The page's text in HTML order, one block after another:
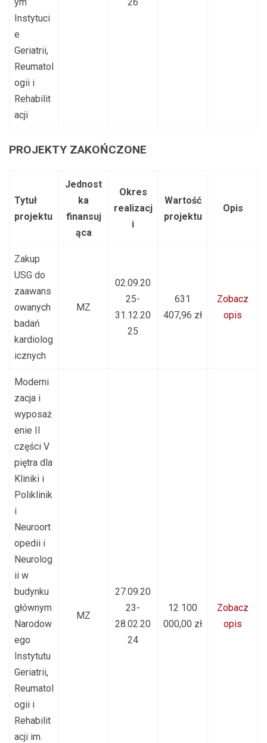
ym
Instytuci
e
Geriatrii,
Reumatol
ogii i
Rehabilit
acji
26
PROJEKTY ZAKOŃCZONE
Tytuł
projektu
Jednost
ka
finansuj
ąca
Okres
realizacj
i
Wartość
projektu
Opis
Zakup
USG do
zaawans
owanych
badań
kardiolog
icznych
MZ
02.09.20
25-
31.12.20
25
631
407,96 zł
Zobacz
opis
Moderni
zacja i
wyposaż
enie II
części V
piętra dla
Kliniki i
Poliklinik
i
Neuroort
opedii i
Neurolog
ii w
budynku
głównym
Narodow
ego
Instytutu
Geriatrii,
Reumatol
ogii i
Rehabilit
acji im.
MZ
27.09.20
23-
28.02.20
24
12 100
000,00 zł
Zobacz
opis